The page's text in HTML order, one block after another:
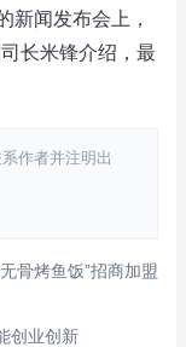
闻发布会上，
长米锋介绍，最
作者并注明出
骨烤鱼饭”招商加盟
创业创新